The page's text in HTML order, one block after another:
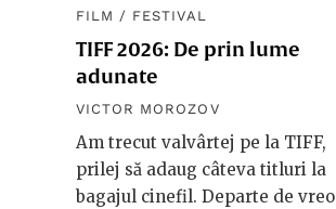
FILM / FESTIVAL
TIFF 2026: De prin lume
adunate
VICTOR MOROZOV
Am trecut valvârtej pe la TIFF,
prilej să adaug câteva titluri la
bagajul cinefil. Departe de vreo